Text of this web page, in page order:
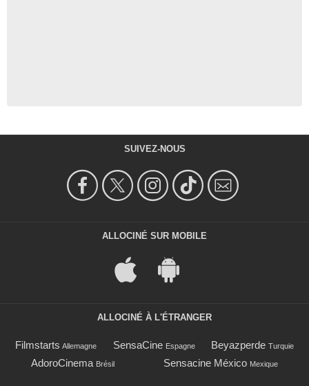
SUIVEZ-NOUS
ALLOCINÉ SUR MOBILE
ALLOCINÉ À L'ÉTRANGER
Filmstarts Allemagne SensaCine Espagne Beyazperde Turquie
AdoroCinema Brésil Sensacine México Mexique